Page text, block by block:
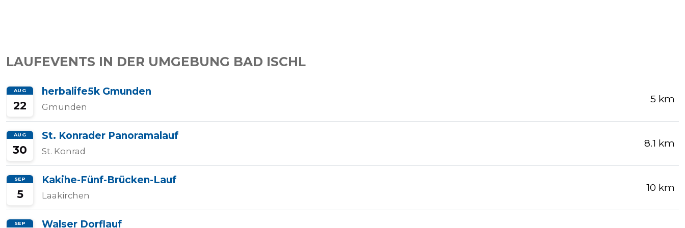
Wettkampfzeit-
Prognose
Herzfrequenzzonen
LAUFEVENTS IN DER UMGEBUNG BAD ISCHL
AUG
22
herbalife5k Gmunden
Gmunden
5 km
AUG
30
St. Konrader Panoramalauf
St. Konrad
8.1 km
SEP
5
Kakihe-Fünf-Brücken-Lauf
Laakirchen
10 km
SEP Walser Dorflauf